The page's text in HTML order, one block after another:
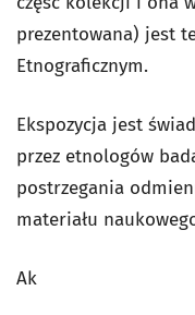
prezentowana) jest
Etnograficznym.
Ekspozycja jest
przez etnologów
postrzegania
materiału
Ak